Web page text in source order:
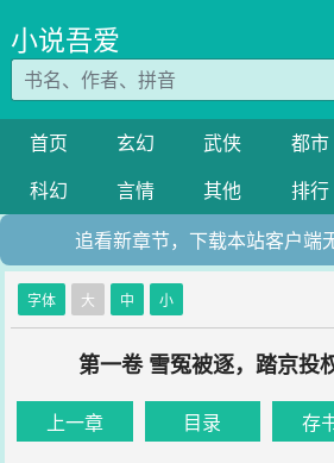
小说吾爱
首页 玄幻 武侠 都市
科幻
言情 其他 排行
追看新章节，下载本站客户端
字体 大 中 小
第一卷 雪冤被逐，踏京投
上一章 目录 存